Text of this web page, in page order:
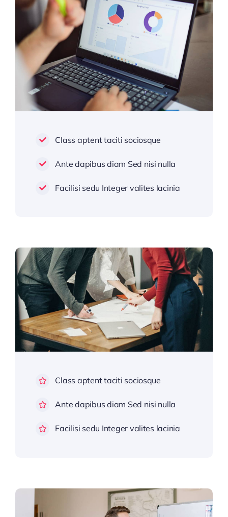
Class aptent taciti sociosque
Ante dapibus diam Sed nisi nulla
Facilisi sedu Integer valites lacinia
Class aptent taciti sociosque
Ante dapibus diam Sed nisi nulla
Facilisi sedu Integer valites lacinia